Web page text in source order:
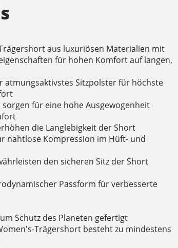
aus luxuriösen Materialien mit
für hohen Komfort auf langen,
atmungsaktivstes Sitzpolster für höchste
für eine hohe Ausgewogenheit
die Langlebigkeit der Short
nahtlose Kompression im Hüft- und
den sicheren Sitz der Short
Passform für verbesserte
Schutz des Planeten gefertigt
Trägershort besteht zu mindestens